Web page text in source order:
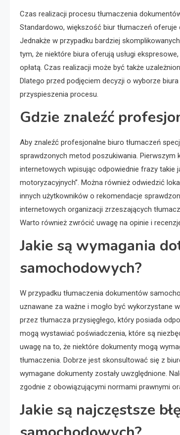
Czas realizacji procesu tłumaczenia
Standardowo, większość biur tłumaczeń
Jednakże w przypadku bardziej
tym, że niektóre biura oferują usługi
opłatą. Czas realizacji może być także
Dlatego przed podjęciem decyzji o wyborze
przyspieszenia procesu.
Gdzie znaleźć
Aby znaleźć profesjonalne biuro tłumaczeń
sprawdzonych metod poszukiwania.
internetowych wpisując odpowiednie frazy takie
motoryzacyjnych”. Można również odwiedzić
innych użytkowników o rekomendacje
internetowych organizacji zrzeszających
Warto również zwrócić uwagę na opinie i
Jakie są wymagania
samochodowych?
W przypadku tłumaczenia dokumentów
uznawane za ważne i mogło być wykorzystane
przez tłumacza przysięgłego, który posiada
mogą wystawiać poświadczenia, które są
uwagę na to, że niektóre dokumenty mogą
tłumaczenia. Dobrze jest skonsultować się z
wymagane dokumenty zostały uwzględnione.
zgodnie z obowiązującymi normami prawnymi
Jakie są najczęstsze